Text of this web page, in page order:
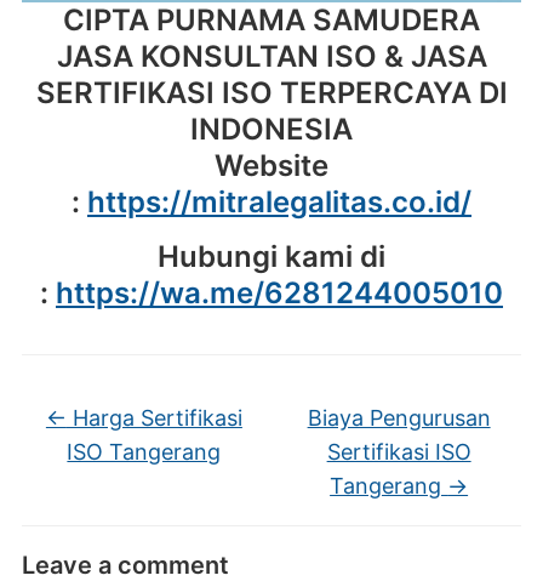
CIPTA PURNAMA SAMUDERA
JASA KONSULTAN ISO & JASA
SERTIFIKASI ISO TERPERCAYA DI
INDONESIA
Website
: https://mitralegalitas.co.id/
Hubungi kami di
: https://wa.me/6281244005010
← Harga Sertifikasi
ISO Tangerang
Biaya Pengurusan
Sertifikasi ISO
Tangerang →
Leave a comment